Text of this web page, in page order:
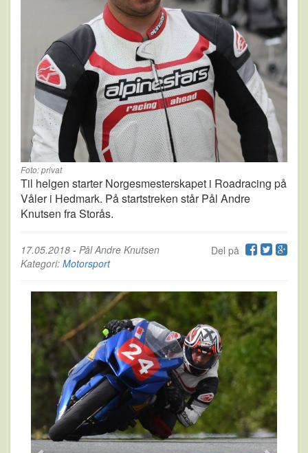
Foto: privat
Til helgen starter Norgesmesterskapet i Roadracing på
Våler i Hedmark. På startstreken står Pål Andre
Knutsen fra Storås.
Del på
17.05.2018 - Pål Andre Knutsen
Kategori: Motorsport